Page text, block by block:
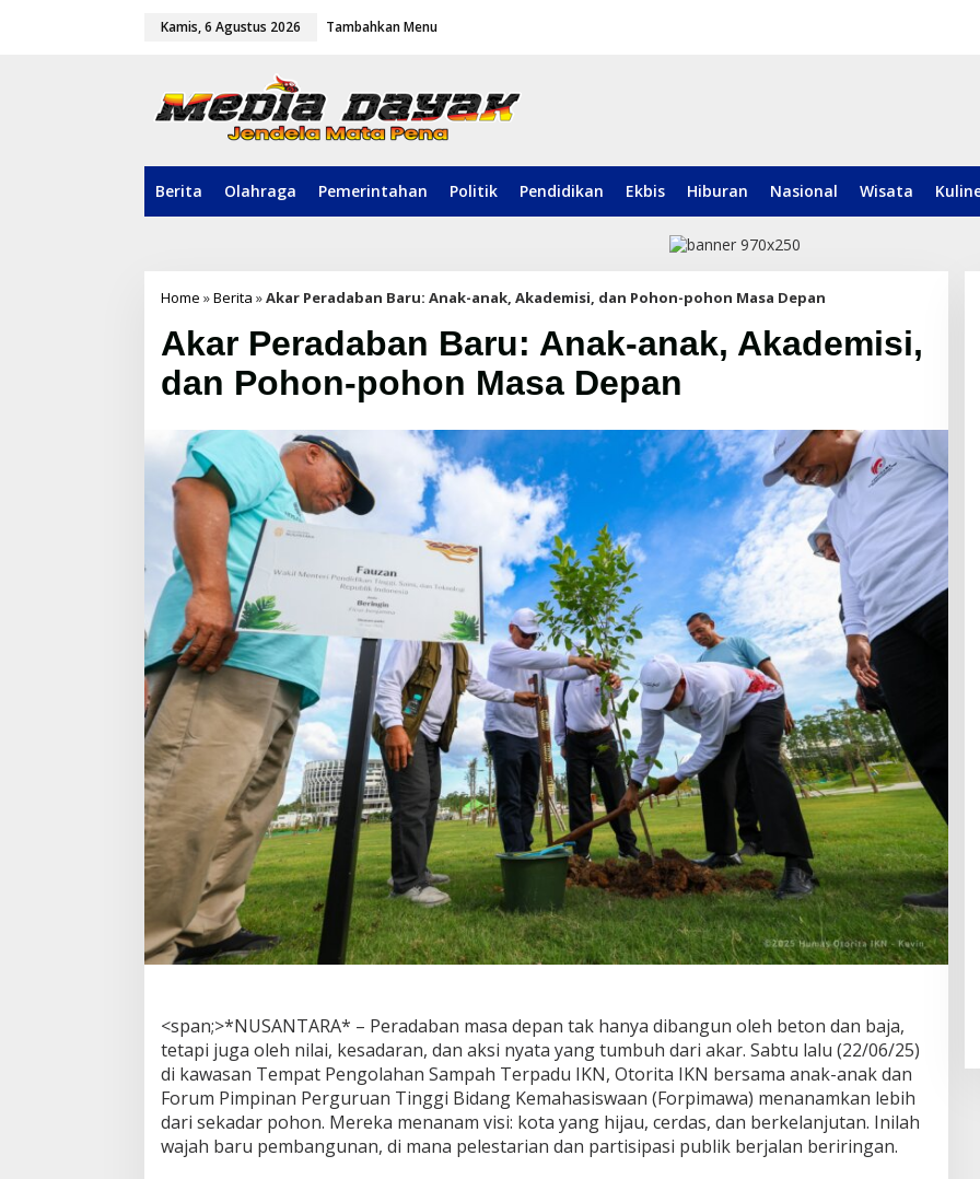
Kamis, 6 Agustus 2026 Tambahkan Menu
Berita Olahraga Pemerintahan Politik Pendidikan Ekbis Hiburan Nasional Wisata
Home »Berita »Akar Peradaban Baru: Anak-anak, Akademisi, dan Pohon-pohon Masa Depan
Akar Peradaban Baru: Anak-anak, Akademisi,
dan Pohon-pohon Masa Depan
<span;>*NUSANTARA* – Peradaban masa depan tak hanya dibangun oleh beton dan baja,
tetapi juga oleh nilai, kesadaran, dan aksi nyata yang tumbuh dari akar. Sabtu lalu (22/06/25)
di kawasan Tempat Pengolahan Sampah Terpadu IKN, Otorita IKN bersama anak-anak dan
Forum Pimpinan Perguruan Tinggi Bidang Kemahasiswaan (Forpimawa) menanamkan lebih
dari sekadar pohon. Mereka menanam visi: kota yang hijau, cerdas, dan berkelanjutan. Inilah
wajah baru pembangunan, di mana pelestarian dan partisipasi publik berjalan beriringan.